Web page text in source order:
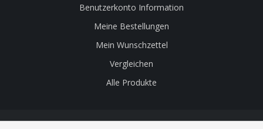
Benutzerkonto Information
Meine Bestellungen
Mein Wunschzettel
Vergleichen
Alle Produkte